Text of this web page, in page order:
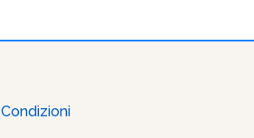
Condizioni